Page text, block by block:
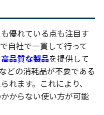
優れている点も注目す
自社で一貫して行って
品質な製品を提供して
どの消耗品が不要である
れます。これにより、
からない使い方が可能